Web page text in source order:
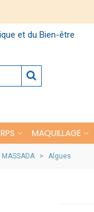
et du Bien-être
MAQUILLAGE
MASSADA > Algues